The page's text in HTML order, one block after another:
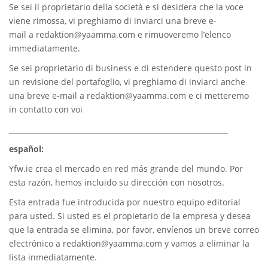
Se sei il proprietario della società e si desidera che la voce
viene rimossa, vi preghiamo di inviarci una breve e-
mail a redaktion@yaamma.com e rimuoveremo l’elenco
immediatamente.
Se sei proprietario di business e di estendere questo post in
un revisione del portafoglio, vi preghiamo di inviarci anche
una breve e-mail a redaktion@yaamma.com e ci metteremo
in contatto con voi
español:
Yfw.ie crea el mercado en red más grande del mundo. Por
esta razón, hemos incluido su dirección con nosotros.
Esta entrada fue introducida por nuestro equipo editorial
para usted. Si usted es el propietario de la empresa y desea
que la entrada se elimina, por favor, envíenos un breve correo
electrónico a redaktion@yaamma.com y vamos a eliminar la
lista inmediatamente.